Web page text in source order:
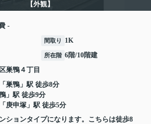
【外観】
-
間取り 1K
所在階 6階/10階建
巣鴨 ４丁目
「 巣鴨 」駅 徒歩8分
」駅 徒歩9分
「 庚申塚 」駅 徒歩5分
ションタイプになります。こちらは徒歩8